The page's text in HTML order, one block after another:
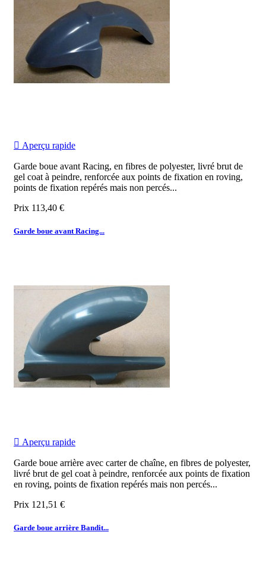
 Aperçu rapide
Garde boue avant Racing, en fibres de polyester, livré brut de
gel coat à peindre, renforcée aux points de fixation en roving,
points de fixation repérés mais non percés...
Prix 113,40 €
Garde boue avant Racing...
 Aperçu rapide
Garde boue arrière avec carter de chaîne, en fibres de polyester,
livré brut de gel coat à peindre, renforcée aux points de fixation
en roving, points de fixation repérés mais non percés...
Prix 121,51 €
Garde boue arrière Bandit...